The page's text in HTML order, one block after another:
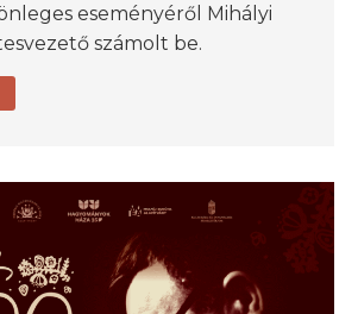
eseményéről Mihályi
számolt be.